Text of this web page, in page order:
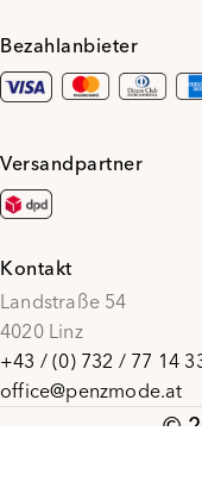
Bezahlanbieter
Versandpartner
Kontakt
Landstraße 54
4020 Linz
+43 / (0) 732 / 77 14
office@penzmode.at
©